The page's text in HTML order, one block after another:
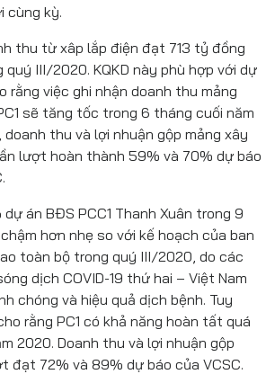
cùng kỳ.
thu từ xâp lắp điện đạt 713 tỷ đồng
quý III/2020. KQKD này phù hợp với dự
rằng việc ghi nhận doanh thu mảng
sẽ tăng tốc trong 6 tháng cuối năm
doanh thu và lợi nhuận gộp mảng xây
lượt hoàn thành 59% và 70% dự báo
dự án BĐS PCC1 Thanh Xuân trong 9
hơn nhẹ so với kế hoạch của ban
toàn bộ trong quý III/2020, do các
dịch COVID-19 thứ hai – Việt Nam
chóng và hiệu quả dịch bệnh. Tuy
rằng PC1 có khả năng hoàn tất quá
2020. Doanh thu và lợi nhuận gộp
đạt 72% và 89% dự báo của VCSC.